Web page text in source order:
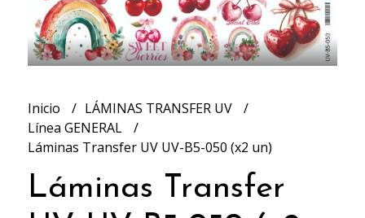
Inicio
LÁMINAS TRANSFER UV
Línea GENERAL
Láminas Transfer UV UV-B5-050 (x2 un)
Láminas Transfer